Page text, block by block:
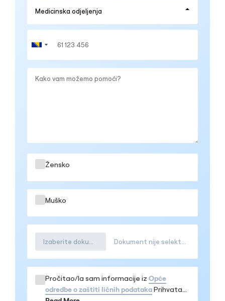
Žensko
Muško
Izaberite dokument Dokument nije selektovana
Pročitao/la sam informacije iz Opće
odredbe o zaštiti ličnih podataka